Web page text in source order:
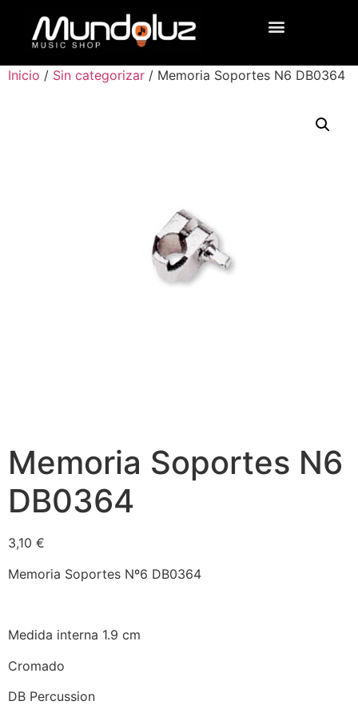
Inicio / Sin categorizar / Memoria Soportes N6 DB0364
Memoria Soportes N6
DB0364
3,10 €
Memoria Soportes Nº6 DB0364
Medida interna 1.9 cm
Cromado
DB Percussion